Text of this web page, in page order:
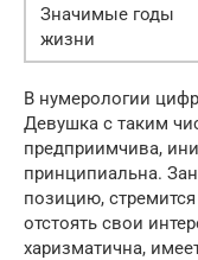
Значимые годы
жизни
В нумерологии
Девушка с таким
предприимчива,
принципиальна.
позицию,
отстоять свои
харизматична,